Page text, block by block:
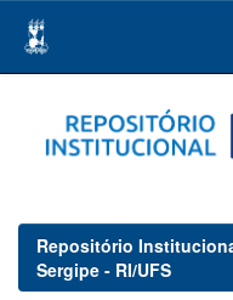
navigation
Repositório
Sergipe - RI/UFS